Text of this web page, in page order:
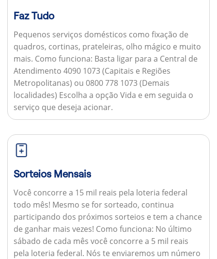
Faz Tudo
Pequenos serviços domésticos como fixação de
quadros, cortinas, prateleiras, olho mágico e muito
mais. Como funciona: Basta ligar para a Central de
Atendimento 4090 1073 (Capitais e Regiões
Metropolitanas) ou 0800 778 1073 (Demais
localidades) Escolha a opção Vida e em seguida o
serviço que deseja acionar.
Sorteios Mensais
Você concorre a 15 mil reais pela loteria federal
todo mês! Mesmo se for sorteado, continua
participando dos próximos sorteios e tem a chance
de ganhar mais vezes! Como funciona: No último
sábado de cada mês você concorre a 5 mil reais
pela loteria federal. Nós te enviaremos um número